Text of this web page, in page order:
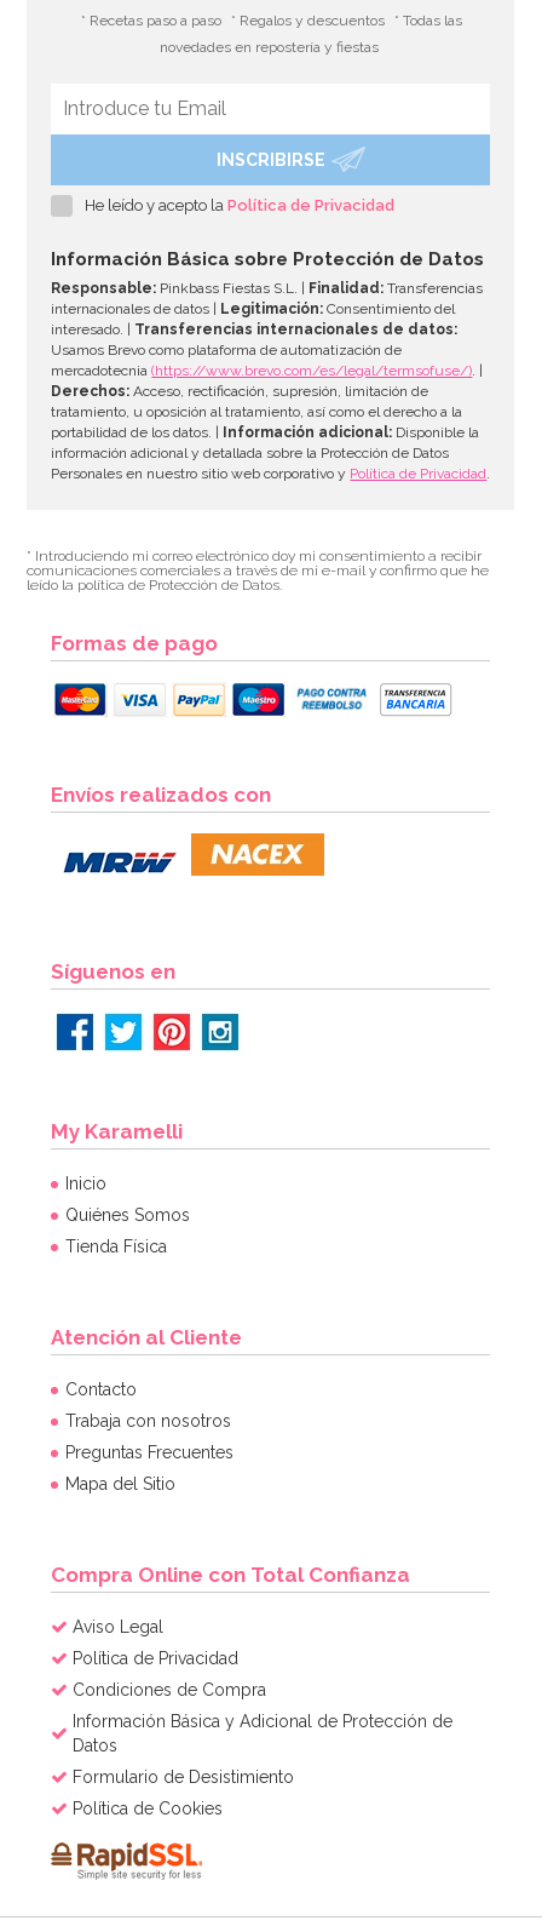
* Recetas paso a paso * Regalos y descuentos
* Todas las
novedades en repostería y fiestas
INSCRIBIRSE
He leído y acepto laPolítica de Privacidad
Información Básica sobre Protección de Datos
Responsable: Pinkbass Fiestas S.L. | Finalidad: Transferencias
internacionales de datos |
Legitimación: Consentimiento del
interesado. | Transferencias internacionales de datos:
Usamos Brevo como plataforma de automatización de
mercadotecnia(https://www.brevo.com/es/legal/termsofuse/). |
Derechos: Acceso, rectificación, supresión, limitación de
tratamiento, u oposición al tratamiento, así como el derecho a la
portabilidad de los datos. |
Información adicional: Disponible la
información adicional y detallada sobre la Protección de Datos
Personales en nuestro sitio web corporativo y Política de Privacidad.
* Introduciendo mi correo electrónico doy mi consentimiento a recibir
comunicaciones comerciales a través de mi e-mail y confirmo que he
leído la política de Protección de Datos.
Formas de pago
Envíos realizados con
Síguenos en
My Karamelli
Inicio
Quiénes Somos
Tienda Física
Atención al Cliente
Contacto
Trabaja con nosotros
Preguntas Frecuentes
Mapa del Sitio
Compra Online con Total Confianza
Aviso Legal
Política de Privacidad
Condiciones de Compra
Información Básica y Adicional de Protección de
Datos
Formulario de Desistimiento
Política de Cookies